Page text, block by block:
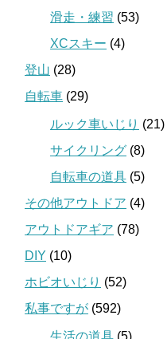
滑走・練習 (53)
XCスキー (4)
登山 (28)
自転車 (29)
ルック車いじり (21)
サイクリング (8)
自転車の道具 (5)
その他アウトドア (4)
アウトドアギア (78)
DIY (10)
ホビオいじり (52)
私事ですが (592)
生活の道具 (5)